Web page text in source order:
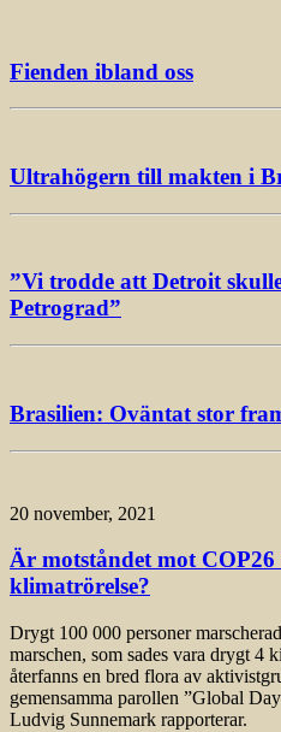
Fienden ibland oss
Ultrahögern till makten i
”Vi trodde att Detroit
Petrograd”
Brasilien: Oväntat stor
20 november, 2021
Är motståndet mot
klimatrörelse?
Drygt 100 000 personer
marschen, som sades vara drygt 4
återfanns en bred flora av
gemensamma parollen ”Global
Ludvig Sunnemark rapporterar.